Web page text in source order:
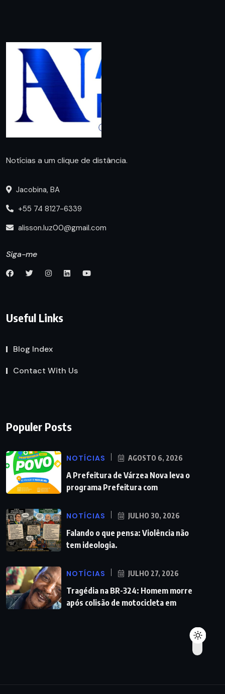
Notícias a um clique de distância.
Jacobina, BA
+55 74 8127-6339
alisson.luz00@gmail.com
Siga-me
Useful Links
Blog Index
Contact With Us
Populer Posts
NOTÍCIAS AGOSTO 6, 2026
A Prefeitura de Várzea Nova leva o
programa Prefeitura com
NOTÍCIAS JULHO 30, 2026
Falando o que pensa: Violência não
tem ideologia.
NOTÍCIAS JULHO 27, 2026
Tragédia na BR-324: Homem morre
após colisão de motocicleta em